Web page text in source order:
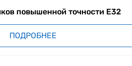
повышенной точности E32
ПОДРОБНЕЕ